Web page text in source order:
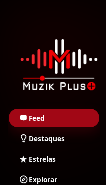
Muzik
Feed
Destaques
Estrelas
Explorar